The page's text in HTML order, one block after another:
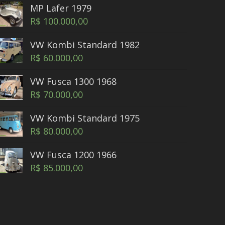
MP Lafer 1979
R$ 100.000,00
VW Kombi Standard 1982
R$ 60.000,00
VW Fusca 1300 1968
R$ 70.000,00
VW Kombi Standard 1975
R$ 80.000,00
VW Fusca 1200 1966
R$ 85.000,00